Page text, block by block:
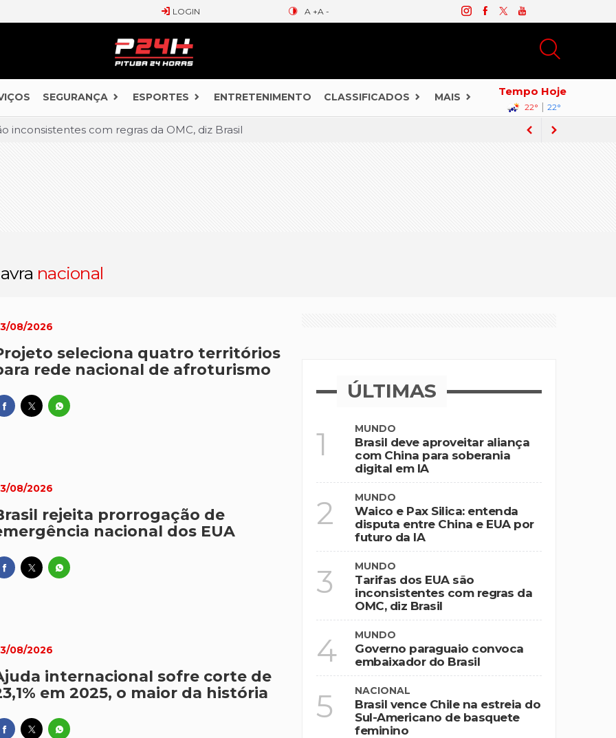
LOGIN A +A -
SEGURANÇA ESPORTES ENTRETENIMENTO CLASSIFICADOS MAIS Tempo Hoje
22° | 22°
inconsistentes com regras da OMC, diz Brasil
virais traça panorama da doença em onze anos
aliança com China para soberania digital em IA
entenda disputa entre China e EUA por futuro da IA
nacional
08/2026
seleciona quatro territórios
rede nacional de afroturismo
08/2026
rejeita prorrogação de
nacional dos EUA
08/2026
internacional sofre corte de
em 2025, o maior da história
ÚLTIMAS
1 MUNDO
Brasil deve aproveitar aliança
com China para soberania
digital em IA
2 MUNDO
Waico e Pax Silica: entenda
disputa entre China e EUA por
futuro da IA
3 MUNDO
Tarifas dos EUA são
inconsistentes com regras da
OMC, diz Brasil
4 MUNDO
Governo paraguaio convoca
embaixador do Brasil
5 NACIONAL
Brasil vence Chile na estreia do
Sul-Americano de basquete
feminino